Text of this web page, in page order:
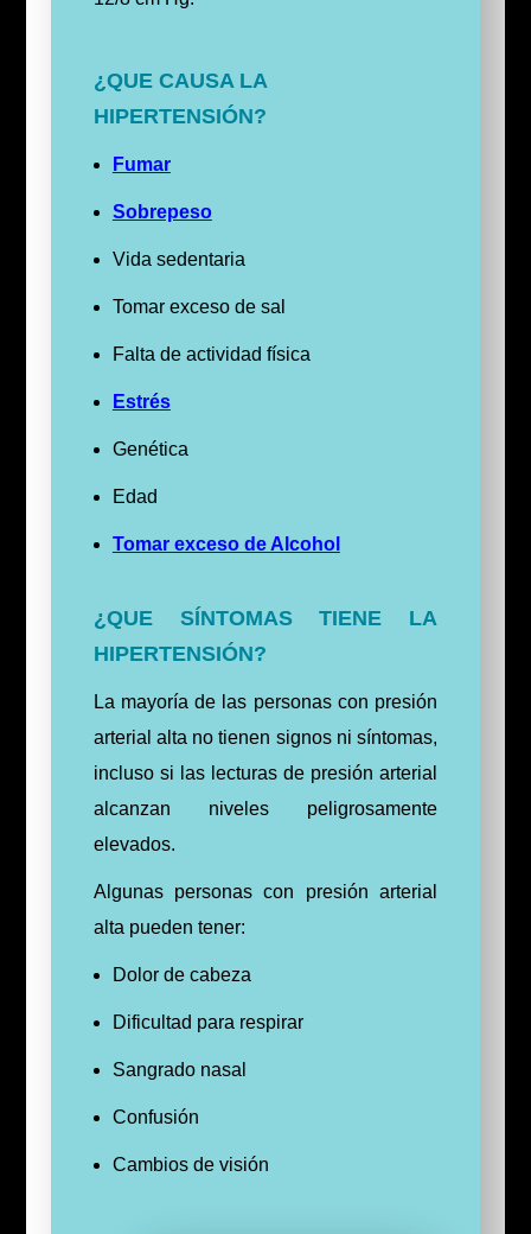
¿QUE CAUSA LA
HIPERTENSIÓN?
Fumar
Sobrepeso
Vida sedentaria
Tomar exceso de sal
Falta de actividad física
Estrés
Genética
Edad
Tomar exceso de Alcohol
¿QUE SÍNTOMAS TIENE LA
HIPERTENSIÓN?
La mayoría de las personas con presión
arterial alta no tienen signos ni síntomas,
incluso si las lecturas de presión arterial
alcanzan niveles peligrosamente
elevados.
Algunas personas con presión arterial
alta pueden tener:
Dolor de cabeza
Dificultad para respirar
Sangrado nasal
Confusión
Cambios de visión